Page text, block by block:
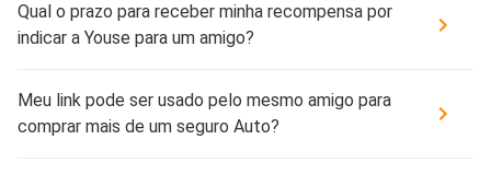
Qual o prazo para receber minha recompensa por
indicar a Youse para um amigo?
Meu link pode ser usado pelo mesmo amigo para
comprar mais de um seguro Auto?